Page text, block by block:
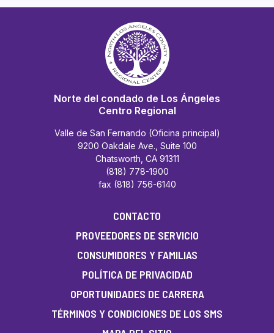
Norte del condado de Los Ángeles
Centro Regional
Valle de San Fernando (Oficina principal)
9200 Oakdale Ave., Suite 100
Chatsworth, CA 91311
(818) 778-1900
fax (818) 756-6140
CONTACTO
PROVEEDORES DE SERVICIO
CONSUMIDORES Y FAMILIAS
POLÍTICA DE PRIVACIDAD
OPORTUNIDADES DE CARRERA
TÉRMINOS Y CONDICIONES DE LOS SMS